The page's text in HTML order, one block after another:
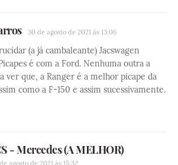
30 de agosto de 2021 às 13:06
(a já cambaleante) Jacswagen
é com a Ford. Nenhuma outra a
ver que, a Ranger é a melhor picape da
como a F-150 e assim sucessivamente.
- Mercedes (A MELHOR)
agosto de 2021 às 15:32